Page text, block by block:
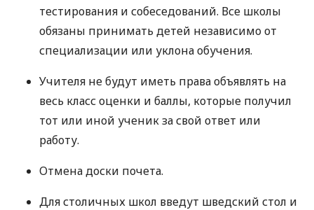
тестирования и собеседований. Все школы
обязаны принимать детей независимо от
специализации или уклона обучения.
Учителя не будут иметь права объявлять на
весь класс оценки и баллы, которые получил
тот или иной ученик за свой ответ или
работу.
Отмена доски почета.
Для столичных школ введут шведский стол и